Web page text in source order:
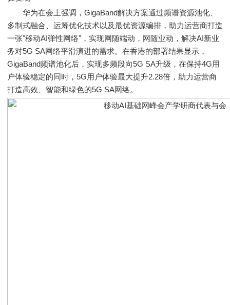
华为在会上强调，GigaBand解决方案通过频谱资源池化、
多制式融合、运筹优化技术以及最优资源编排，助力运营商打造
一张"移动AI弹性网络"，实现网随端动，网随业动，解决AI新业
务对5G SA网络平滑演进的需求。在香港的部署结果显示，
GigaBand频谱池化后，实现多频段向5G SA升级，在保持4G用
户体验稳定的同时，5G用户体验最大提升2.28倍，助力运营商
打造高效、智能和绿色的5G SA网络。